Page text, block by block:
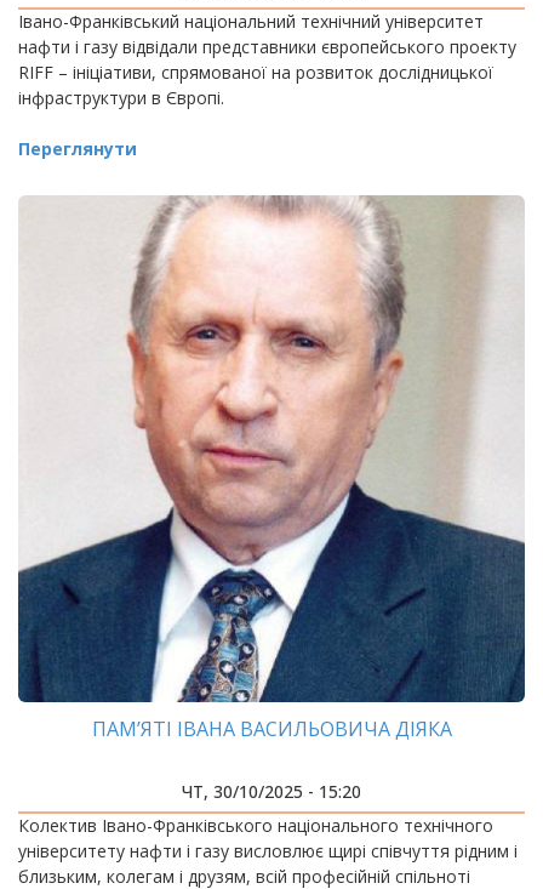
Івано-Франківський національний технічний університет
нафти і газу відвідали представники європейського проекту
RIFF – ініціативи, спрямованої на розвиток дослідницької
інфраструктури в Європі.
Переглянути
ПАМ’ЯТІ ІВАНА ВАСИЛЬОВИЧА ДІЯКА
ЧТ, 30/10/2025 - 15:20
Колектив Івано-Франківського національного технічного
університету нафти і газу висловлює щирі співчуття рідним і
близьким, колегам і друзям, всій професійній спільноті